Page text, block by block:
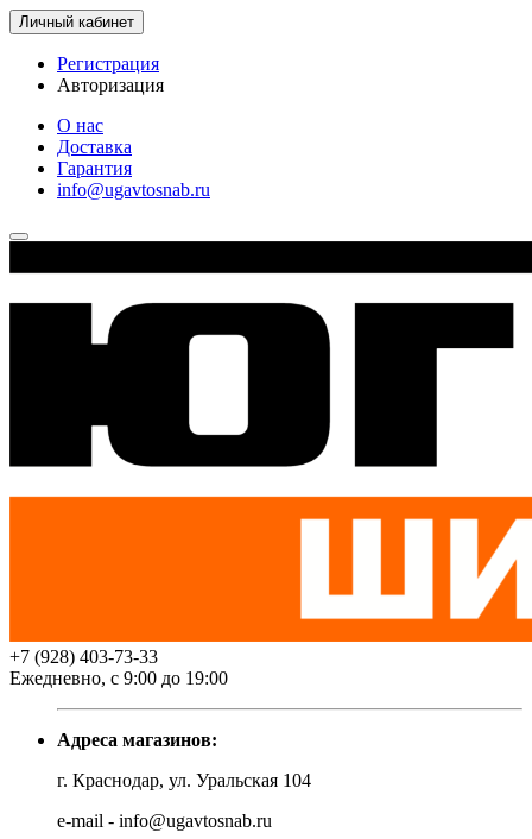
Личный кабинет
Регистрация
Авторизация
О нас
Доставка
Гарантия
info@ugavtosnab.ru
+7 (928) 403-73-33
Ежедневно, с 9:00 до 19:00
Адреса магазинов:
г. Краснодар, ул. Уральская 104
e-mail - info@ugavtosnab.ru